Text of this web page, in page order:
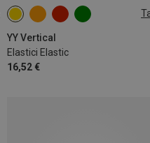
YY Vertical
Elastici Elastic
16,52 €
25KG